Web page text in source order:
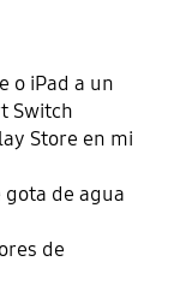
o iPad a un
Switch
Store en mi
de agua
de